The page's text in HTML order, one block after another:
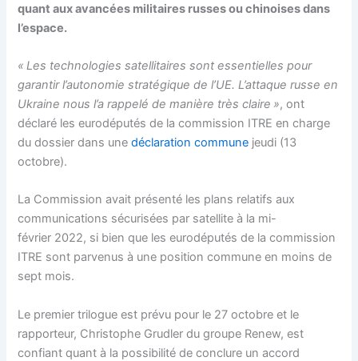
quant aux avancées militaires russes ou chinoises dans
l’espace.
« Les technologies satellitaires sont essentielles pour
garantir l’autonomie stratégique de l’UE. L’attaque russe en
Ukraine nous l’a rappelé de manière très claire », ont
déclaré les eurodéputés de la commission ITRE en charge
du dossier dans unedéclaration commune jeudi (13
octobre).
La Commission avait présenté les plans relatifs aux
communications sécurisées par satellite à la mi-
février 2022, si bien que les eurodéputés de la commission
ITRE sont parvenus à une position commune en moins de
sept mois.
Le premier trilogue est prévu pour le 27 octobre et le
rapporteur, Christophe Grudler du groupe Renew, est
confiant quant à la possibilité de conclure un accord